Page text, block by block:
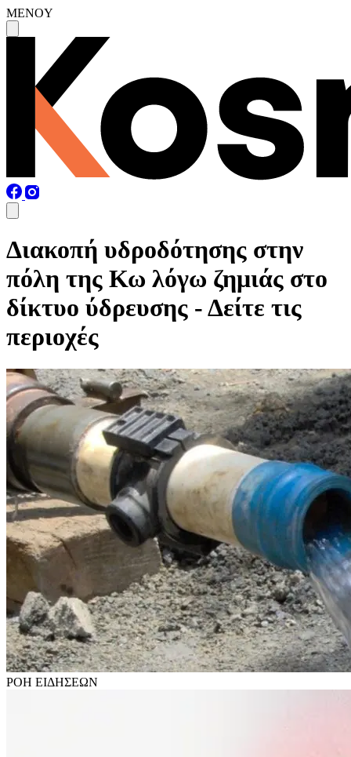
MENOY
Διακοπή υδροδότησης στην
πόλη της Κω λόγω ζημιάς στο
δίκτυο ύδρευσης - Δείτε τις
περιοχές
ΡΟΗ ΕΙΔΗΣΕΩΝ